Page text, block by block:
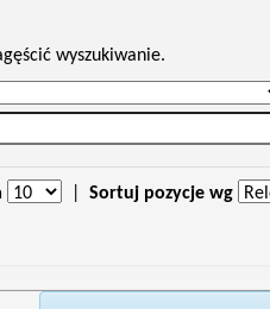
wyszukiwanie.
Sortuj pozycje wg